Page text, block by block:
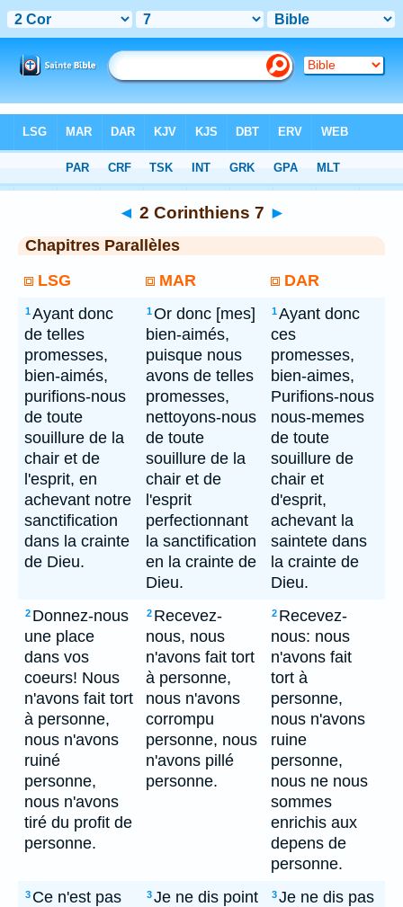
> 2 Corinthiens 7
◄ 2 Corinthiens 7 ►
Chapitres Parallèles
LSG
MAR DAR
1Ayant donc
de telles
promesses,
bien-aimés,
purifions-nous
de toute
souillure de la
chair et de
l'esprit, en
achevant notre
sanctification
dans la crainte
de Dieu.
1Or donc [mes]
bien-aimés,
puisque nous
avons de telles
promesses,
nettoyons-nous
de toute
souillure de la
chair et de
l'esprit
perfectionnant
la sanctification
en la crainte de
Dieu.
1Ayant donc
ces
promesses,
bien-aimes,
Purifions-nous
nous-memes
de toute
souillure de
chair et
d'esprit,
achevant la
saintete dans
la crainte de
Dieu.
2 Donnez-nous
une place
dans vos
coeurs! Nous
n'avons fait tort
à personne,
nous n'avons
ruiné
personne,
nous n'avons
tiré du profit de
personne.
2 Recevez-
nous, nous
n'avons fait tort
à personne,
nous n'avons
corrompu
personne, nous
n'avons pillé
personne.
2 Recevez-
nous: nous
n'avons fait
tort à
personne,
nous n'avons
ruine
personne,
nous ne nous
sommes
enrichis aux
depens de
personne.
3 Ce n'est pas
3Je ne dis point
3Je ne dis pas